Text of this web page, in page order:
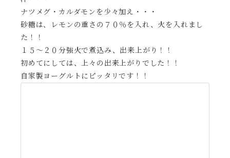
ナツメグ・カルダモンを少々加え・・・
砂糖は、レモンの重さの７０％を入れ、火を入れまし
た！！
１５～２０分強火で煮込み、出来上がり！！
初めてにしては、上々の出来上がりでした！！
自家製ヨーグルトにピッタリです！！